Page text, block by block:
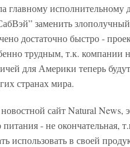
главному
заменить
достаточно быстро -
трудным, т.к. компании
для Америки теперь
странах мира.
сайт Natural
питания - не окончательная,
использовать в своей